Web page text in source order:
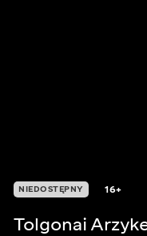
NIEDOSTĘPNY 16+
Tolgonai